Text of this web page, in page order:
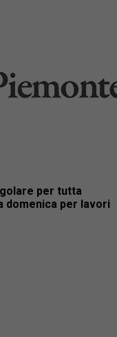
per tutta
domenica per lavori